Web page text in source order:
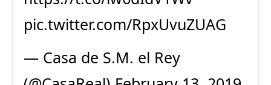
pic.twitter.com/RpxUvuZUAG
— Casa de S.M. el Rey